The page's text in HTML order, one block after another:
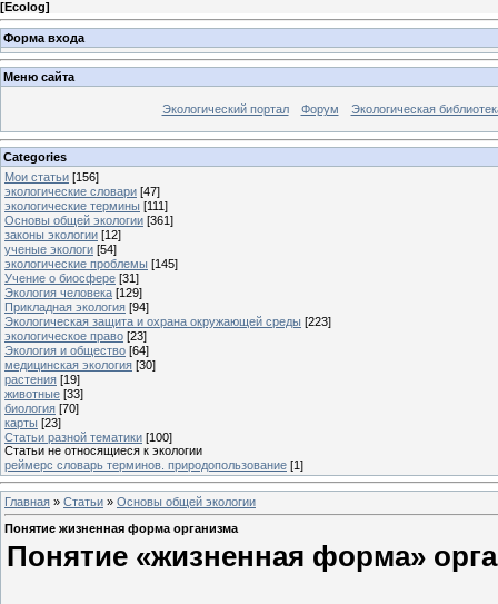
[Ecolog]
Форма входа
Меню сайта
Экологический портал Форум Экологическая
Categories
Мои статьи [156]
экологические словари [47]
экологические термины [111]
Основы общей экологии [361]
законы экологии [12]
ученые экологи [54]
экологические проблемы [145]
Учение о биосфере [31]
Экология человека [129]
Прикладная экология [94]
Экологическая защита и охрана окружающей среды [223]
экологическое право [23]
Экология и общество [64]
медицинская экология [30]
растения [19]
животные [33]
биология [70]
карты [23]
Статьи разной тематики [100]
Статьи не относящиеся к экологии
реймерс словарь терминов. природопользование [1]
Главная » Статьи » Основы общей экологии
Понятие жизненная форма организма
Понятие «жизненная форма»